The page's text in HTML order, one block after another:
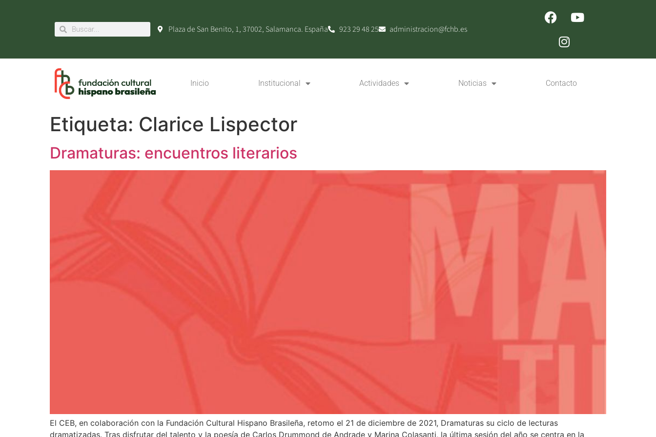
Plaza de San Benito, 1, 37002, Salamanca. España 923 29 48 25 administracion@fchb.es
Inicio Institucional Actividades Noticias Contacto
Etiqueta: Clarice Lispector
Dramaturas: encuentros literarios
El CEB, en colaboración con la Fundación Cultural Hispano Brasileña, retomo el 21 de diciembre de 2021, Dramaturas su ciclo de lecturas
dramatizadas. Tras disfrutar del talento y la poesía de Carlos Drummond de Andrade y Marina Colasanti, la última sesión del año se centra en la